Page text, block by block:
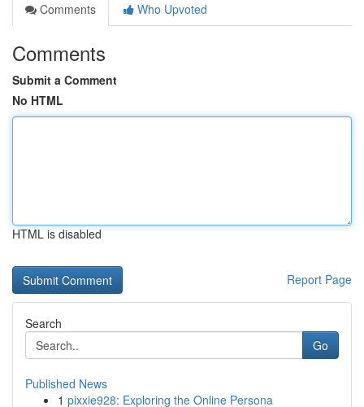
Comments
Who Upvoted
Comments
Submit a Comment
No HTML
HTML is disabled
Report Page
Search
Go
Published News
1 pixxie928: Exploring the Online Persona